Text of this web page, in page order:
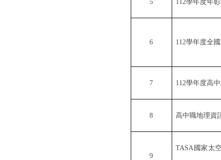
5 112學年度年
6 112學年度全
7 112學年度高
8 高中職地理資
9
TASA 國家太